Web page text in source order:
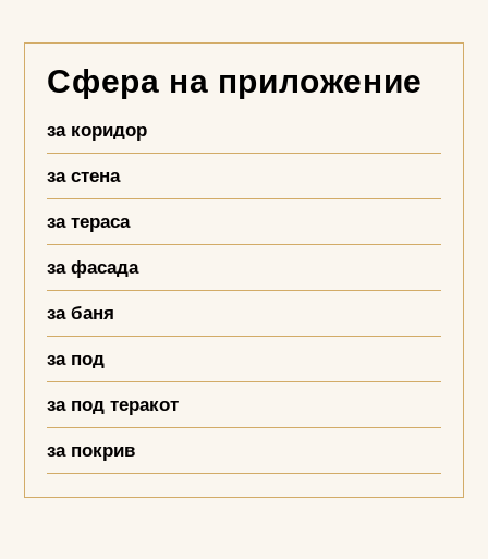
Сфера на приложение
за коридор
за стена
за тераса
за фасада
за баня
за под
за под теракот
за покрив